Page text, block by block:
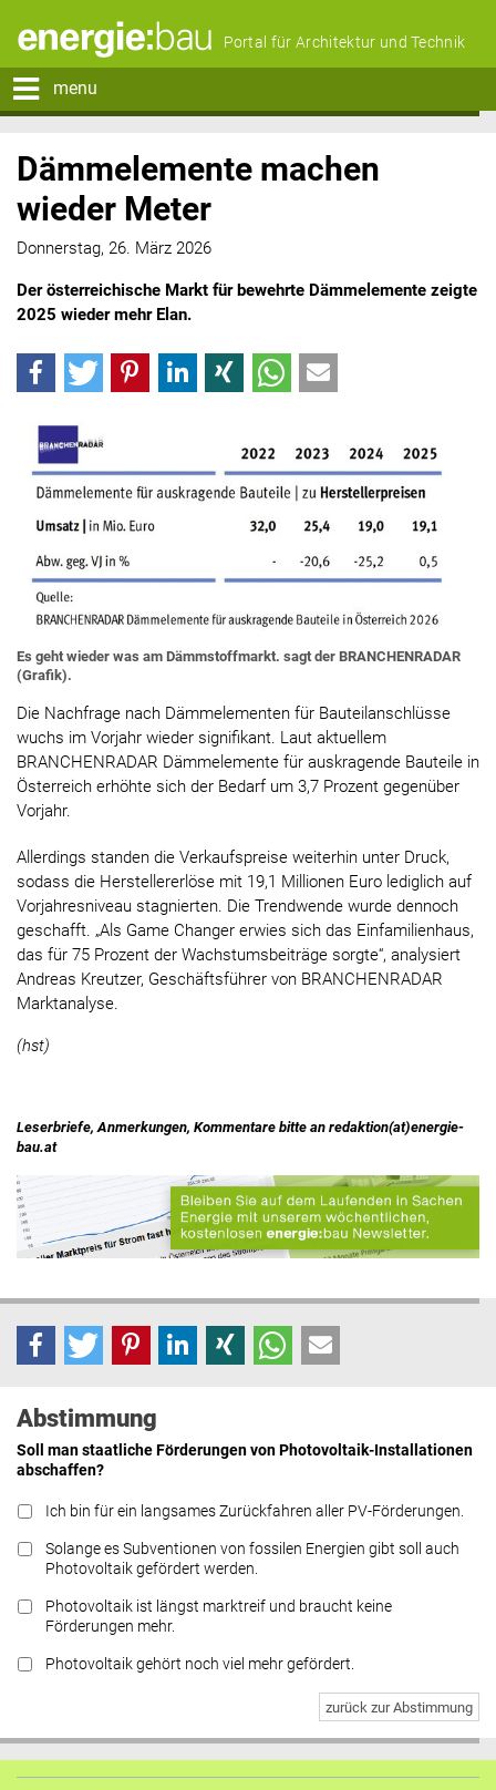
Portal für Architektur und Technik
menu
Dämmelemente machen
wieder Meter
Donnerstag, 26. März 2026
Der österreichische Markt für bewehrte Dämmelemente zeigte
2025 wieder mehr Elan.
Es geht wieder was am Dämmstoffmarkt. sagt der BRANCHENRADAR
(Grafik).
Die Nachfrage nach Dämmelementen für Bauteilanschlüsse
wuchs im Vorjahr wieder signifikant. Laut aktuellem
BRANCHENRADAR Dämmelemente für auskragende Bauteile in
Österreich erhöhte sich der Bedarf um 3,7 Prozent gegenüber
Vorjahr.
Allerdings standen die Verkaufspreise weiterhin unter Druck,
sodass die Herstellererlöse mit 19,1 Millionen Euro lediglich auf
Vorjahresniveau stagnierten. Die Trendwende wurde dennoch
geschafft. „Als Game Changer erwies sich das Einfamilienhaus,
das für 75 Prozent der Wachstumsbeiträge sorgte“, analysiert
Andreas Kreutzer, Geschäftsführer von BRANCHENRADAR
Marktanalyse.
(hst)
Leserbriefe, Anmerkungen, Kommentare bitte an redaktion(at)energie-
bau.at
Abstimmung
Soll man staatliche Förderungen von Photovoltaik-Installationen
abschaffen?
Ich bin für ein langsames Zurückfahren aller PV-Förderungen.
Solange es Subventionen von fossilen Energien gibt soll auch
Photovoltaik gefördert werden.
Photovoltaik ist längst marktreif und braucht keine
Förderungen mehr.
Photovoltaik gehört noch viel mehr gefördert.
zurück zur Abstimmung